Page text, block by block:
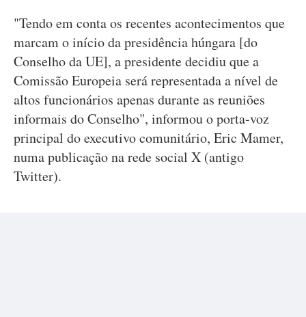
"Tendo em conta os recentes acontecimentos que
marcam o início da presidência húngara [do
Conselho da UE], a presidente decidiu que a
Comissão Europeia será representada a nível de
altos funcionários apenas durante as reuniões
informais do Conselho", informou o porta-voz
principal do executivo comunitário, Eric Mamer,
numa publicação na rede social X (antigo
Twitter).